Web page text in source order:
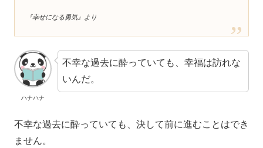
『幸せになる勇気』より
ハナハナ
不幸な過去に酔っていても、幸福は訪れな
いんだ。
不幸な過去に酔っていても、決して前に進むことはでき
ません。